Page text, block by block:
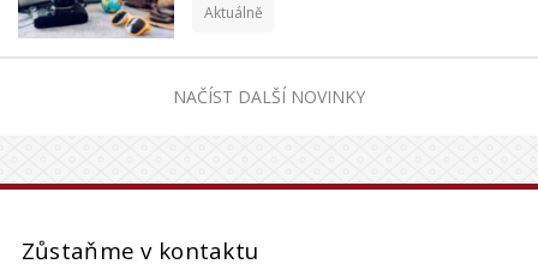
Aktuálně
NAČÍST DALŠÍ NOVINKY
Zůstaňme v kontaktu